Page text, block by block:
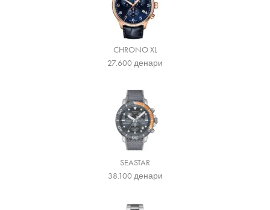
CHRONO XL
27.600денари
SEASTAR
38.100денари